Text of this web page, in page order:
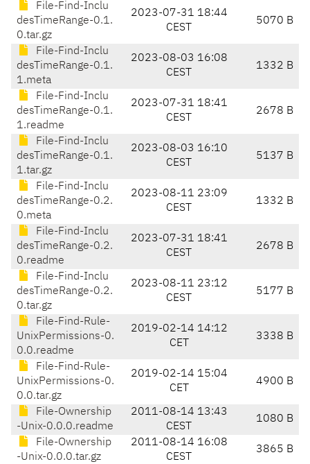
File-Find-Inclu
desTimeRange-0.1.
0.tar.gz
2023-07-31 18:44
CEST
5070 B
File-Find-Inclu
desTimeRange-0.1.
1.meta
2023-08-03 16:08
CEST
1332 B
File-Find-Inclu
desTimeRange-0.1.
1.readme
2023-07-31 18:41
CEST
2678 B
File-Find-Inclu
desTimeRange-0.1.
1.tar.gz
2023-08-03 16:10
CEST
5137 B
File-Find-Inclu
desTimeRange-0.2.
0.meta
2023-08-11 23:09
CEST
1332 B
File-Find-Inclu
desTimeRange-0.2.
0.readme
2023-07-31 18:41
CEST
2678 B
File-Find-Inclu
desTimeRange-0.2.
0.tar.gz
2023-08-11 23:12
CEST
5177 B
File-Find-Rule-
UnixPermissions-0.
0.0.readme
2019-02-14 14:12
CET
3338 B
File-Find-Rule-
UnixPermissions-0.
0.0.tar.gz
2019-02-14 15:04
CET
4900 B
File-Ownership
-Unix-0.0.0.readme
2011-08-14 13:43
CEST
1080 B
File-Ownership
-Unix-0.0.0.tar.gz
2011-08-14 16:08
CEST
3865 B